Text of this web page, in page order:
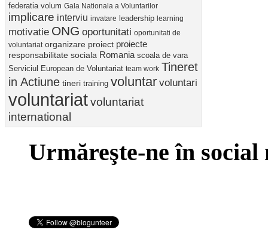
federatia volum Gala Nationala a Voluntarilor
implicare interviu invatare leadership learning
motivatie ONG oportunitati oportunitati de
voluntariat organizare proiect proiecte
responsabilitate sociala Romania scoala de vara
Serviciul European de Voluntariat team work Tineret
in Actiune tineri training voluntar voluntari
voluntariatvoluntariat
international
Urmăreşte-ne în social